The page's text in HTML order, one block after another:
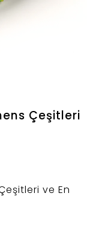
Çeşitleri
ve En